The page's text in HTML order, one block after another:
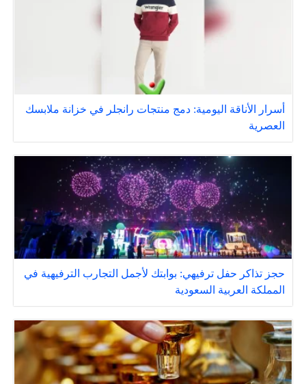
أسرار الأناقة اليومية: دمج منتجات رانجلر في خزانة ملابسك
العصرية
حجز تذاكر حفل ترفيهي: بوابتك لأجمل التجارب الترفيهية في
المملكة العربية السعودية